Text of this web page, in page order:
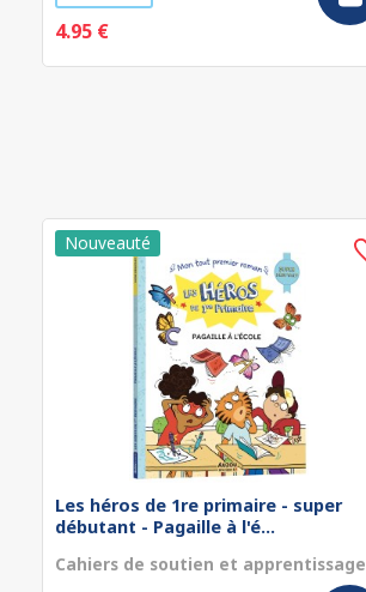
4.95 €
Les héros de 1re primaire - super
débutant - Pagaille à l'é...
Cahiers de soutien et apprentissage